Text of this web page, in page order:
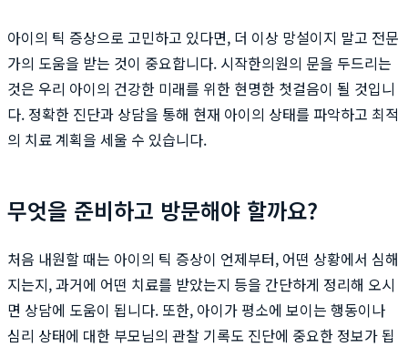
아이의 틱 증상으로 고민하고 있다면, 더 이상 망설이지 말고 전문
가의 도움을 받는 것이 중요합니다. 시작한의원의 문을 두드리는
것은 우리 아이의 건강한 미래를 위한 현명한 첫걸음이 될 것입니
다. 정확한 진단과 상담을 통해 현재 아이의 상태를 파악하고 최적
의 치료 계획을 세울 수 있습니다.
무엇을 준비하고 방문해야 할까요?
처음 내원할 때는 아이의 틱 증상이 언제부터, 어떤 상황에서 심해
지는지, 과거에 어떤 치료를 받았는지 등을 간단하게 정리해 오시
면 상담에 도움이 됩니다. 또한, 아이가 평소에 보이는 행동이나
심리 상태에 대한 부모님의 관찰 기록도 진단에 중요한 정보가 됩